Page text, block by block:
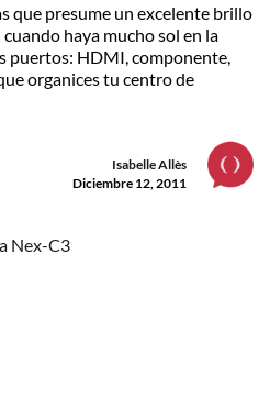
que presume un excelente brillo
haya mucho sol en la
puertos: HDMI, componente,
organices tu centro de
Isabelle Allès
Diciembre 12, 2011